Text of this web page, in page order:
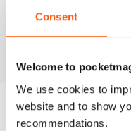
Consent
Welcome to
We use cookies to
website and to show
recommendations.
news and stories from
digital version of